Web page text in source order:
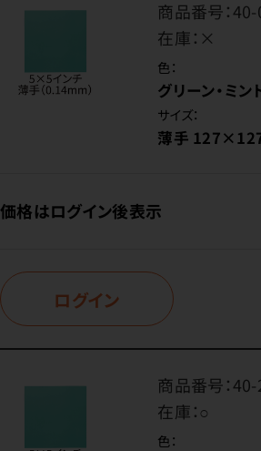
商品番号：
在庫： ×
色：
グリーン・ミ
サイズ：
薄手
価格はログイン後表示
ログイン
商品番号：40-
在庫：○
色：